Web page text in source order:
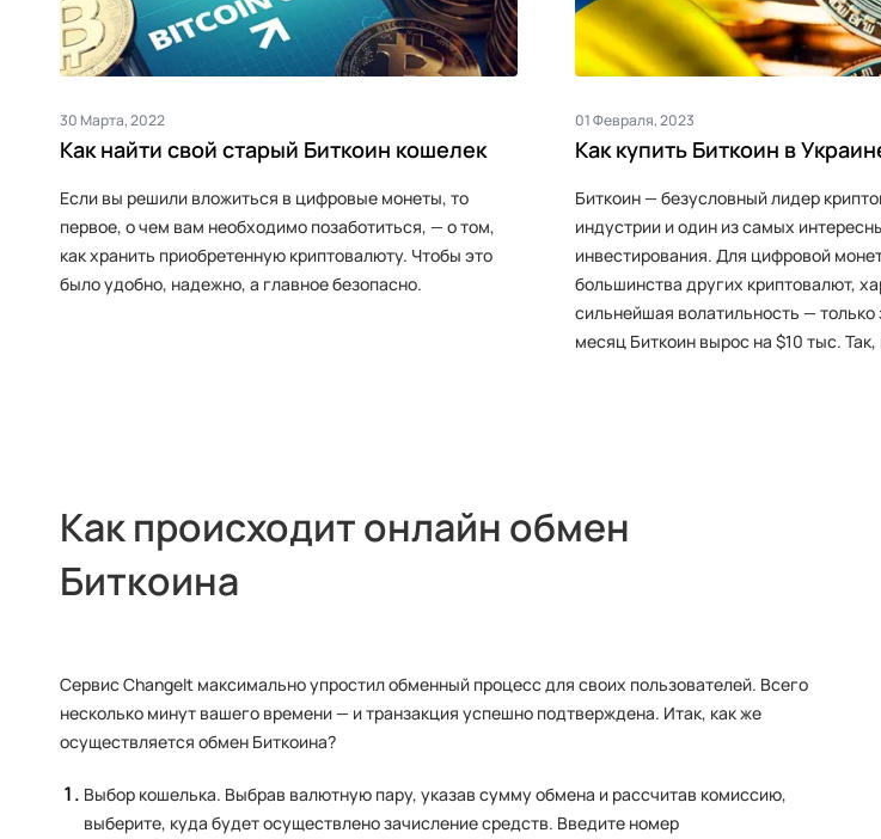
30 Марта, 2022
Как найти свой старый Биткоин кошелек
Если вы решили вложиться в цифровые монеты, то
первое, о чем вам необходимо позаботиться, — о том,
как хранить приобретенную криптовалюту. Чтобы это
было удобно, надежно, а главное безопасно.
01 Февраля, 2023
Как купить Биткоин в
Биткоин — безусловный лидер
индустрии и один из самых
инвестирования. Для цифровой
большинства других криптовалют,
сильнейшая волатильность — только
месяц Биткоин вырос на $10 тыс.
Как происходит онлайн обмен
Биткоина
Сервис ChangeIt максимально упростил обменный процесс для своих пользователей. Всего
несколько минут вашего времени — и транзакция успешно подтверждена. Итак, как же
осуществляется обмен Биткоина?
Выбор кошелька. Выбрав валютную пару, указав сумму обмена и рассчитав комиссию,
выберите, куда будет осуществлено зачисление средств. Введите номер